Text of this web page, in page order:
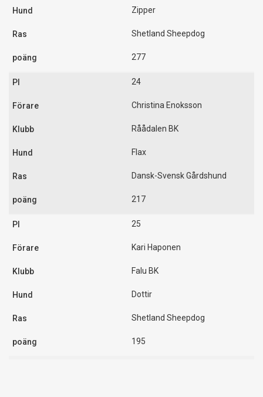
Zipper
Shetland Sheepdog
277
24
Christina Enoksson
Råådalen BK
Flax
Dansk-Svensk Gårdshund
217
25
Kari Haponen
Falu BK
Dottir
Shetland Sheepdog
195